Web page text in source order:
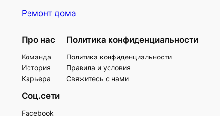
Ремонт дома
Про нас
Команда
История
Карьера
Политика конфиденциальности
Политика конфиденциальности
Правила и условия
Свяжитесь с нами
Соц.сети
Facebook